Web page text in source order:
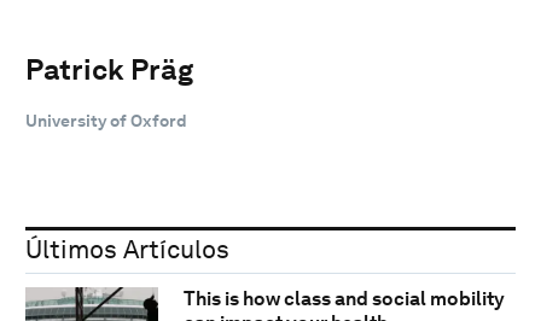
Patrick Präg
University of Oxford
Últimos Artículos
This is how class and social mobility